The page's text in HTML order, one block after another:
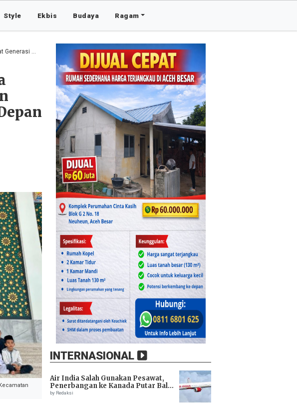
Style Ekbis Budaya Ragam
Gemilang
INTERNASIONAL
Air India Salah Gunakan Pesawat,
Penerbangan ke Kanada Putar Balik
Setelah 9 Jam di Udara
by Redaksi